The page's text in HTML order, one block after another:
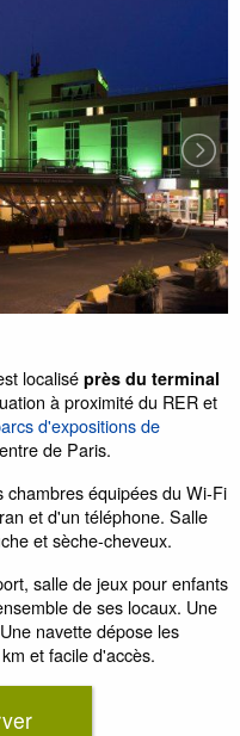
localisé près du terminal
à proximité du RER et
d'expositions de
de Paris.
chambres équipées du Wi-Fi
et d'un téléphone. Salle
et sèche-cheveux.
salle de jeux pour enfants
de ses locaux. Une
navette dépose les
et facile d'accès.